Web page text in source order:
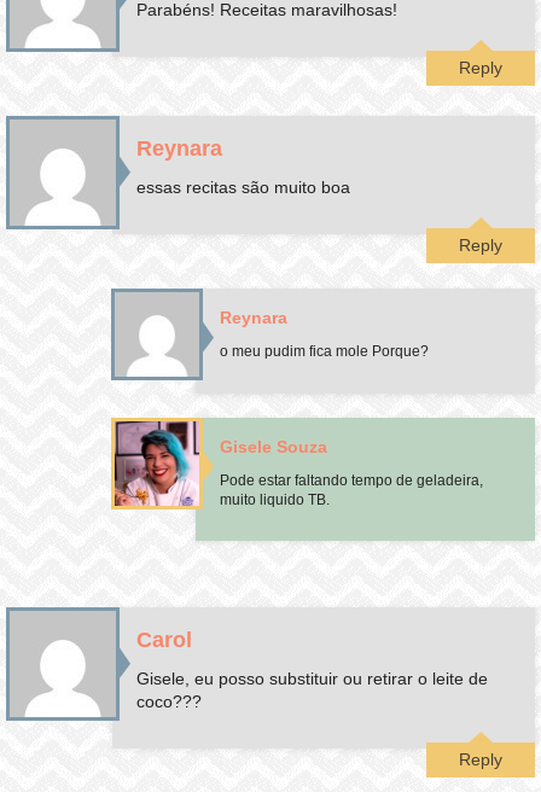
Parabéns! Receitas maravilhosas!
Reply
Reynara
essas recitas são muito boa
Reply
Reynara
o meu pudim fica mole Porque?
Gisele Souza
Pode estar faltando tempo de geladeira,
muito liquido TB.
Carol
Gisele, eu posso substituir ou retirar o leite de
coco???
Reply